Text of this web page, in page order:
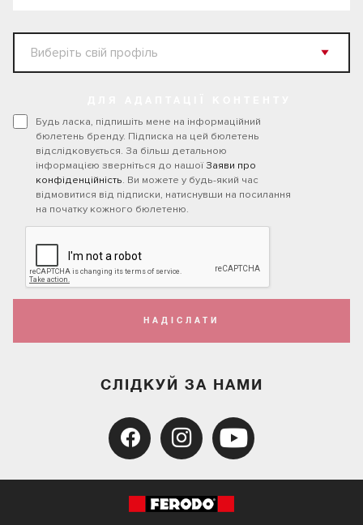
Будь ласка, підпишіть мене на інформаційний
бюлетень бренду. Підписка на цей бюлетень
відслідковується. За більш детальною
інформацією зверніться до нашої Заяви про
конфіденційність. Ви можете у будь-який час
відмовитися від підписки, натиснувши на посилання
на початку кожного бюлетеню.
НАДІСЛАТИ
СЛІДКУЙ ЗА НАМИ